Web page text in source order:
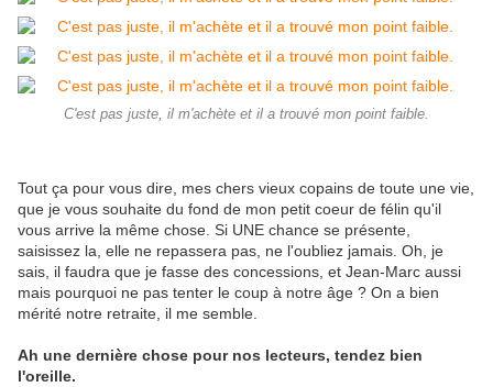
C'est pas juste, il m'achète et il a trouvé mon point faible.
Tout ça pour vous dire, mes chers vieux copains de toute une vie,
que je vous souhaite du fond de mon petit coeur de félin qu'il
vous arrive la même chose. Si UNE chance se présente,
saisissez la, elle ne repassera pas, ne l'oubliez jamais. Oh, je
sais, il faudra que je fasse des concessions, et Jean-Marc aussi
mais pourquoi ne pas tenter le coup à notre âge ? On a bien
mérité notre retraite, il me semble.
Ah une dernière chose pour nos lecteurs, tendez bien
l'oreille.